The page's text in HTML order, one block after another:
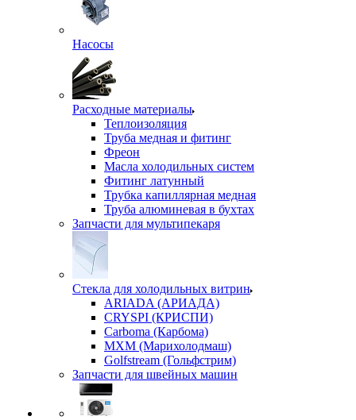
Насосы
Расходные материалы
Теплоизоляция
Труба медная и фитинг
Фреон
Масла холодильных систем
Фитинг латунный
Трубка капиллярная медная
Труба алюминевая в бухтах
Запчасти для мультипекаря
Стекла для холодильных витрин
ARIADA (АРИАДА)
CRYSPI (КРИСПИ)
Carboma (Карбома)
MXM (Марихолодмаш)
Golfstream (Гольфстрим)
Запчасти для швейных машин